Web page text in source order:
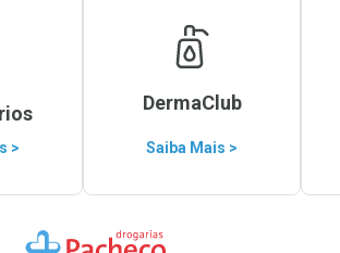
>
DermaClub
Saiba Mais >
Ir para a Home